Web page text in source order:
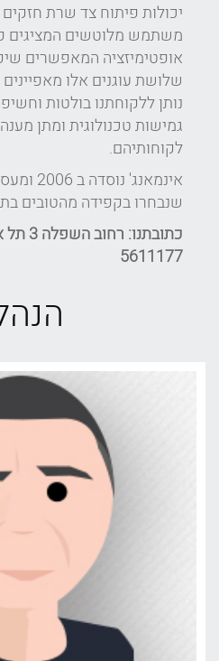
יכולות פיתוח צד שרת
משתמש מלוטשים המציגים
אופטימיזציה המאפשרים
שלושת עוגנים אלו
נותן ללקוחתנו בולטות
גמישות טכנולוגית ומתן
לקוחותיהם.
שנבחרו בקפידה מהטובים
5611177